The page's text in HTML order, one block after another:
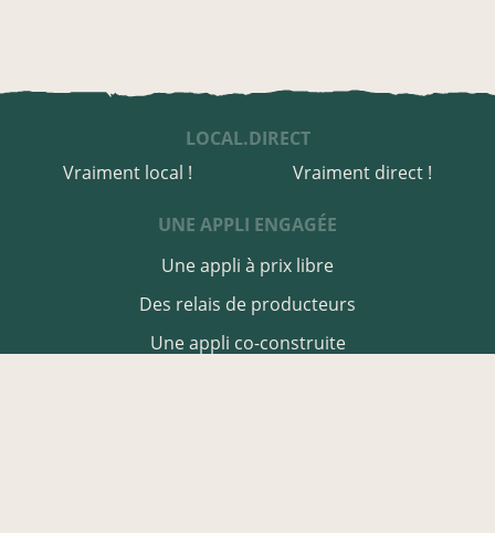
LOCAL.DIRECT
Vraiment local !
Vraiment direct !
UNE APPLI ENGAGÉE
Une appli à prix libre
Des relais de producteurs
Une appli co-construite